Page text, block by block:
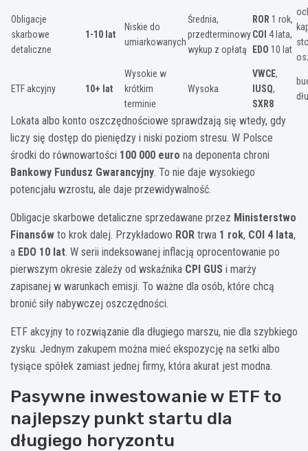
Obligacje
skarbowe
detaliczne
1-10 lat
Niskie do
umiarkowanych
Średnia,
przedterminowy
wykup z opłatą
ROR 1 rok,
COI 4 lata,
EDO 10 lat
ETF akcyjny 10+ lat
Wysokie w
krótkim
terminie
Wysoka
VWCE,
IUSQ,
SXR8
Lokata albo konto oszczędnościowe sprawdzają się wtedy, gdy
liczy się dostęp do pieniędzy i niski poziom stresu. W Polsce
środki do równowartości 100 000 euro na deponenta chroni
Bankowy Fundusz Gwarancyjny. To nie daje wysokiego
potencjału wzrostu, ale daje przewidywalność.
Obligacje skarbowe detaliczne sprzedawane przez Ministerstwo
Finansów to krok dalej. Przykładowo ROR trwa 1 rok, COI 4 lata,
a EDO 10 lat. W serii indeksowanej inflacją oprocentowanie po
pierwszym okresie zależy od wskaźnika CPI GUS i marży
zapisanej w warunkach emisji. To ważne dla osób, które chcą
bronić siły nabywczej oszczędności.
ETF akcyjny to rozwiązanie dla długiego marszu, nie dla szybkiego
zysku. Jednym zakupem można mieć ekspozycję na setki albo
tysiące spółek zamiast jednej firmy, która akurat jest modna.
Pasywne inwestowanie w ETF to
najlepszy punkt startu dla
długiego horyzontu